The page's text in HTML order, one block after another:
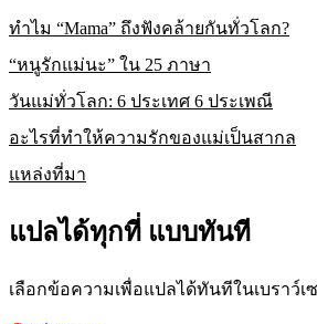
ทำไม “Mama” ถึงฟังคล้ายกันทั่วโลก?
“หนูรักแม่นะ” ใน 25 ภาษา
วันแม่ทั่วโลก: 6 ประเทศ 6 ประเพณี
อะไรที่ทำให้ความรักของแม่เป็นสากล
แหล่งที่มา
แปลได้ทุกที่ แบบทันที
เลือกข้อความเพื่อแปลได้ทันทีในเบราว์